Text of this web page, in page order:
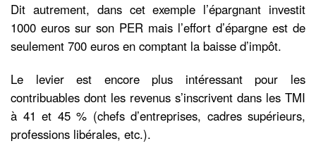
Dit autrement, dans cet exemple l’épargnant investit
1000 euros sur son PER mais l’effort d’épargne est de
seulement 700 euros en comptant la baisse d’impôt.
Le levier est encore plus intéressant pour les
contribuables dont les revenus s’inscrivent dans les TMI
à 41 et 45 % (chefs d’entreprises, cadres supérieurs,
professions libérales, etc.).